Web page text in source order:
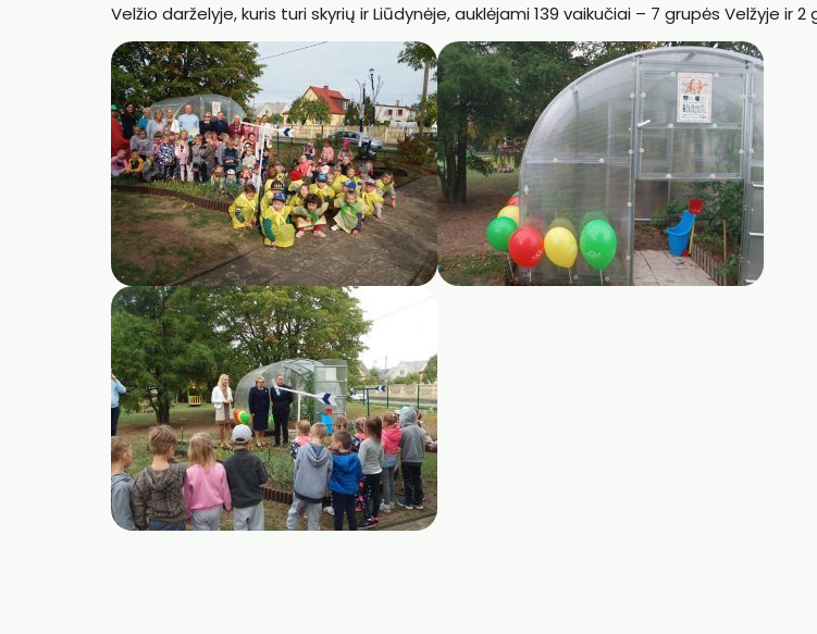
Velžio darželyje, kuris turi skyrių ir Liūdynėje, auklėjami 139 vaikučiai – 7 grupės Velžyje ir 2